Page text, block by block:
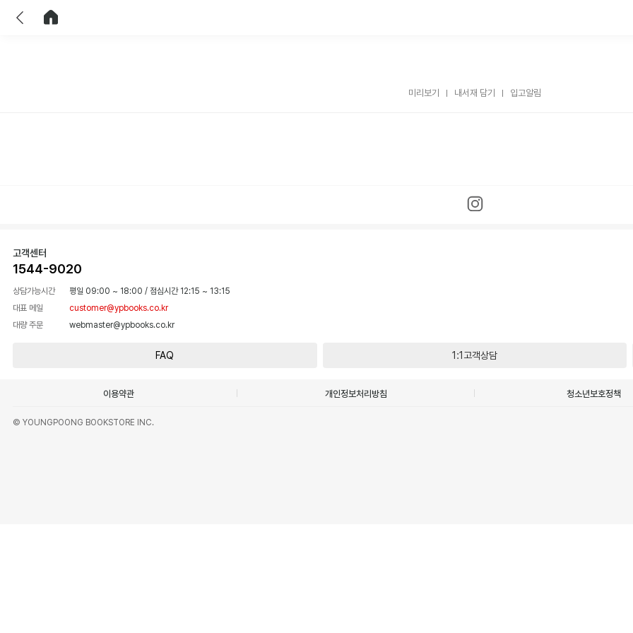
미리보기 내서재 담기 입고알림
고객센터
1544-9020
상담가능시간 평일 09:00 ~ 18:00 / 점심시간 12:15 ~ 13:15
대표 메일
customer@ypbooks.co.kr
대량 주문
webmaster@ypbooks.co.kr
FAQ 1:1고객상담
이용약관 개인정보처리방침 청소년보호정책
© YOUNGPOONG BOOKSTORE INC.